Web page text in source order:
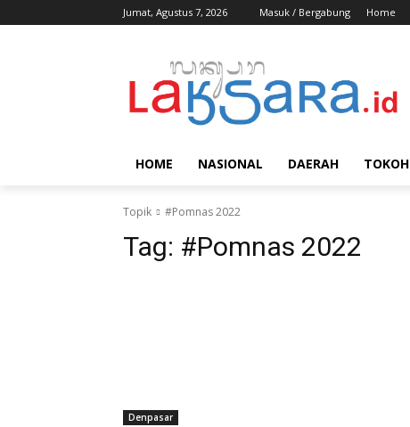
Jumat, Agustus 7, 2026 Masuk / Bergabung Home
HOME NASIONAL DAERAH TOKOH
Topik #Pomnas 2022
Tag: #Pomnas 2022
Denpasar